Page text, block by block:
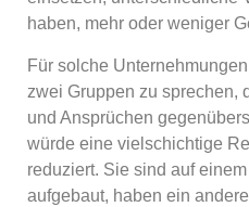
haben, mehr oder weniger
Für solche
zwei Gruppen zu sprechen,
und Ansprüchen
würde eine vielschichtige
reduziert. Sie sind auf
aufgebaut, haben ein